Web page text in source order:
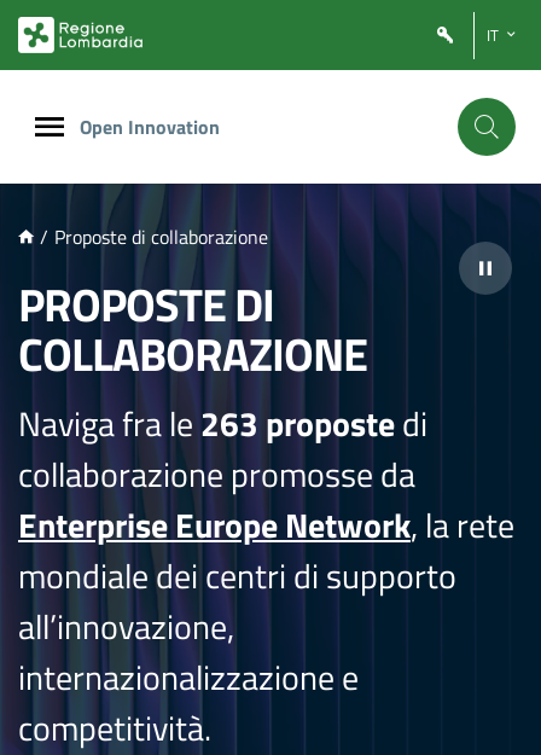
PRINCIPALE
IT
Open Innovation
/ Proposte di collaborazione
PROPOSTE DI
COLLABORAZIONE
Naviga fra le263 propostedi
collaborazione promosse da
Enterprise Europe Network, la rete
mondiale dei centri di supporto
all’innovazione,
internazionalizzazione e
competitività.